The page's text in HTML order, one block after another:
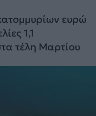
ευρώ
1,1
τέλη Μαρτίου